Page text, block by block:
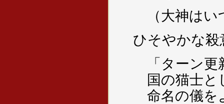
（大神は
ひそやかな殺
「ターン
国の猫士
命名の儀を